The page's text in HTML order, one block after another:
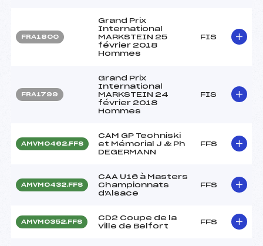
FRA1800
Grand Prix
International
MARKSTEIN 25
février 2018
Hommes
FIS
FRA1799
Grand Prix
International
MARKSTEIN 24
février 2018
Hommes
FIS
AMVM0462.FFS
CAM GP Techniski
et Mémorial J & Ph
DEGERMANN
FFS
AMVM0432.FFS
CAA U16 à Masters
Championnats
d'Alsace
FFS
AMVM0352.FFS
CD2 Coupe de la
Ville de Belfort
FFS